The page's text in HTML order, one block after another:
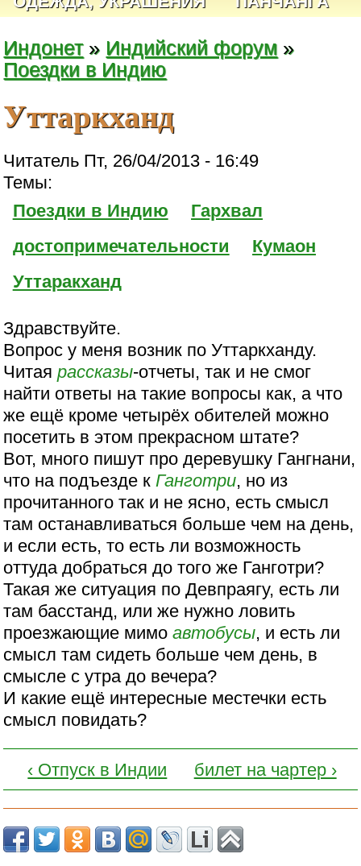
Индонет» Индийский форум »
Поездки в Индию
Уттаркханд
Читатель Пт, 26/04/2013 - 16:49
Темы:
Поездки в Индию
Гархвал
достопримечательности
Кумаон
Уттаракханд
Здравствуйте.
Вопрос у меня возник по Уттаркханду.
Читаярассказы-отчеты, так и не смог
найти ответы на такие вопросы как, а что
же ещё кроме четырёх обителей можно
посетить в этом прекрасном штате?
Вот, много пишут про деревушку Гангнани,
что на подъезде к Ганготри, но из
прочитанного так и не ясно, есть смысл
там останавливаться больше чем на день,
и если есть, то есть ли возможность
оттуда добраться до того же Ганготри?
Такая же ситуация по Девпраягу, есть ли
там басстанд, или же нужно ловить
проезжающие мимоавтобусы, и есть ли
смысл там сидеть больше чем день, в
смысле с утра до вечера?
И какие ещё интересные местечки есть
смысл повидать?
‹ Отпуск в Индии билет на чартер ›